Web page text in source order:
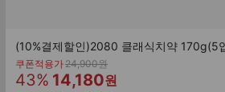
(10%결제할인)2080 클래식치약 170g(5
쿠폰적용가기
존
가
24,900원
할
43% 판
14,180원